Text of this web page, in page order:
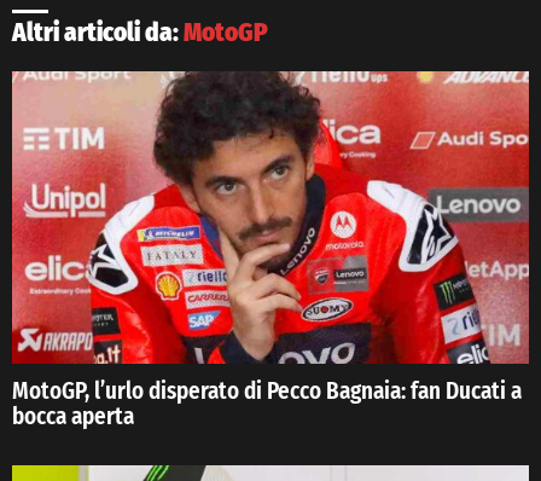
Altri articoli da:MotoGP
MotoGP, l’urlo disperato di Pecco Bagnaia: fan Ducati a
bocca aperta